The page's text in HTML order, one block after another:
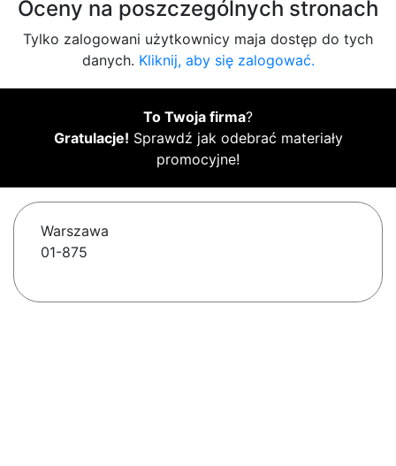
Oceny na poszczególnych stronach
Tylko zalogowani użytkownicy maja dostęp do tych
danych. Kliknij, aby się zalogować.
To Twoja firma?
Gratulacje! Sprawdź jak odebrać materiały
promocyjne!
Warszawa
01-875